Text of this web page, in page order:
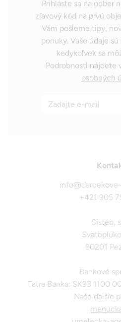
Prihláste sa na odber
zľavový kód na prvú
Vám pošleme tipy,
ponuky. Vaše údaje
kedykoľvek sa
Podrobnosti nájdete
osobných
+421 905
Sisteo,
90201
Bankové
Tatra Banka: SK93 1100
Naše ďalšie